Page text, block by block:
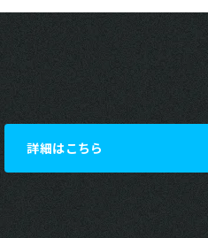
詳細はこちら